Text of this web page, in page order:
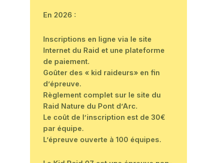
En 2026 :
Inscriptions en ligne via le site
Internet du Raid et une plateforme
de paiement.
Goûter des « kid raideurs» en fin
d’épreuve.
Règlement complet sur le site du
Raid Nature du Pont d’Arc.
Le coût de l’inscription est de 30€
par équipe.
L’épreuve ouverte à 100 équipes.